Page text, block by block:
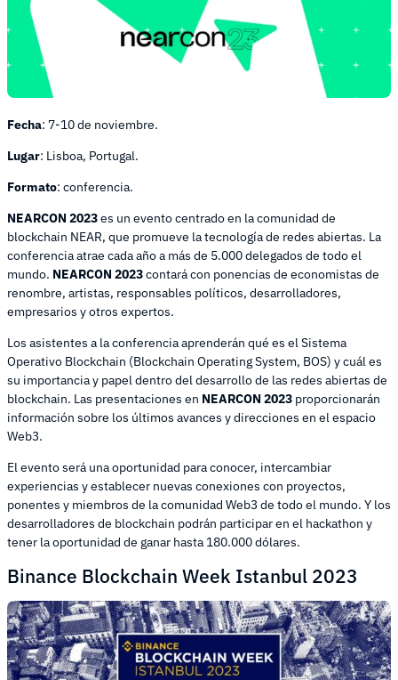
Fecha: 7-10 de noviembre.
Lugar: Lisboa, Portugal.
Formato: conferencia.
NEARCON 2023es un evento centrado en la comunidad de
blockchain NEAR, que promueve la tecnología de redes abiertas. La
conferencia atrae cada año a más de 5.000 delegados de todo el
mundo. NEARCON 2023contará con ponencias de economistas de
renombre, artistas, responsables políticos, desarrolladores,
empresarios y otros expertos.
Los asistentes a la conferencia aprenderán qué es el Sistema
Operativo Blockchain (Blockchain Operating System, BOS) y cuál es
su importancia y papel dentro del desarrollo de las redes abiertas de
blockchain. Las presentaciones en NEARCON 2023 proporcionarán
información sobre los últimos avances y direcciones en el espacio
Web3.
El evento será una oportunidad para conocer, intercambiar
experiencias y establecer nuevas conexiones con proyectos,
ponentes y miembros de la comunidad Web3 de todo el mundo. Y los
desarrolladores de blockchain podrán participar en el hackathon y
tener la oportunidad de ganar hasta 180.000 dólares.
Binance Blockchain Week Istanbul 2023